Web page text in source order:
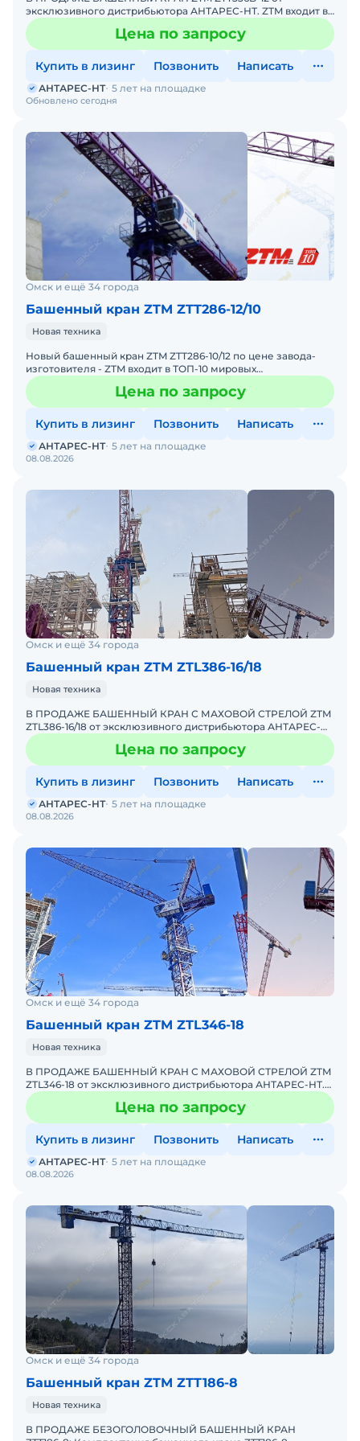
эксклюзивного дистрибьютора АНТАРЕС-НТ. ZTM входит в
ТОП-10 мировых производителей башенных кранов.
Комплектация кранЦена по запросу
Купить в лизинг Позвонить Написать
Обновлено сегодня
АНТАРЕС-НТ 5 лет на площадке
Омск и ещё 34 города
Башенный кран ZTM ZTT286-12/10
Новая техника
Новый башенный кран ZTM ZTT286-10/12 по цене завода-
изготовителя - ZTM входит в ТОП-10 мировых
производителей башенных кранов. Возможно
специальное исполнение -Цена по запросу
Купить в лизинг Позвонить Написать
08.08.2026
АНТАРЕС-НТ 5 лет на площадке
Омск и ещё 34 города
Башенный кран ZTM ZTL386-16/18
Новая техника
В ПРОДАЖЕ БАШЕННЫЙ КРАН С МАХОВОЙ СТРЕЛОЙ ZTM
ZTL386-16/18 от эксклюзивного дистрибьютора АНТАРЕС-
НТ. ZTM входит в ТОП-10 мировых производителей
башенных крановЦена по запросу
Купить в лизинг Позвонить Написать
08.08.2026
АНТАРЕС-НТ 5 лет на площадке
Омск и ещё 34 города
Башенный кран ZTM ZTL346-18
Новая техника
В ПРОДАЖЕ БАШЕННЫЙ КРАН С МАХОВОЙ СТРЕЛОЙ ZTM
ZTL346-18 от эксклюзивного дистрибьютора АНТАРЕС-НТ.
ZTM входит в ТОП-10 мировых производителей башенных
кранов. К
Цена по запросу
Купить в лизинг Позвонить Написать
08.08.2026
АНТАРЕС-НТ 5 лет на площадке
Омск и ещё 34 города
Башенный кран ZTM ZTT186-8
Новая техника
В ПРОДАЖЕ БЕЗОГОЛОВОЧНЫЙ БАШЕННЫЙ КРАН